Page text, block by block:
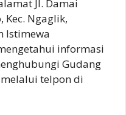
Jl. Damai
Kec. Ngaglik,
Istimewa
informasi
Gudang
telpon di